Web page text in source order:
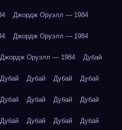
Джордж Оруэлл — 1984
Джордж Оруэлл — 1984
Джордж Оруэлл — 1984 Дубай
Дубай Дубай Дубай Дубай
Дубай Дубай Дубай Дубай
Дубай Дубай Дубай Дубай